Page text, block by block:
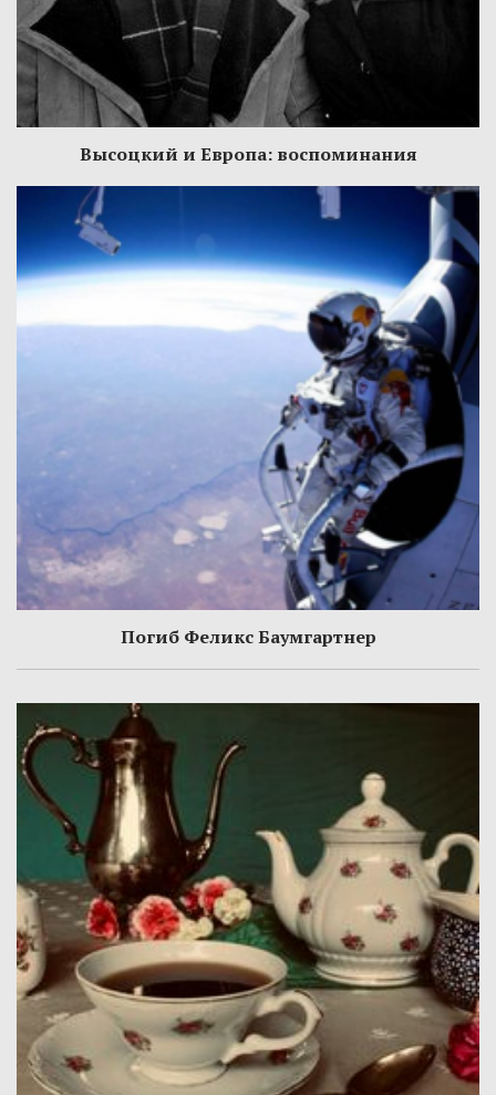
Высоцкий и Европа: воспоминания
Погиб Феликс Баумгартнер